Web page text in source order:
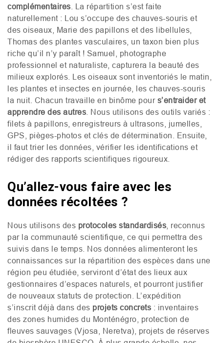
complémentaires . La répartition s’est faite
naturellement : Lou s’occupe des chauves-souris et
des oiseaux, Marie des papillons et des libellules,
Thomas des plantes vasculaires, un taxon bien plus
riche qu’il n’y paraît ! Samuel, photographe
professionnel et naturaliste, capturera la beauté des
milieux explorés. Les oiseaux sont inventoriés le matin,
les plantes et insectes en journée, les chauves-souris
la nuit. Chacun travaille en binôme pour s’entraider et
apprendre des autres . Nous utilisons des outils variés :
filets à papillons, enregistreurs à ultrasons, jumelles,
GPS , pièges-photos et clés de détermination. Ensuite,
il faut trier les données, vérifier les identifications et
rédiger des rapports scientifiques rigoureux.
Qu’allez-vous faire avec les
données récoltées ?
Nous utilisons des protocoles standardisés , reconnus
par la communauté scientifique, ce qui permettra des
suivis dans le temps. Nos données alimenteront les
connaissances sur la répartition des espèces dans une
région peu étudiée, serviront d’état des lieux aux
gestionnaires d’espaces naturels, et pourront justifier
de nouveaux statuts de protection. L’expédition
s’inscrit déjà dans des projets concrets : inventaires
des zones humides du Monténégro, protection de
fleuves sauvages (Vjosa, Neretva), projets de réserves